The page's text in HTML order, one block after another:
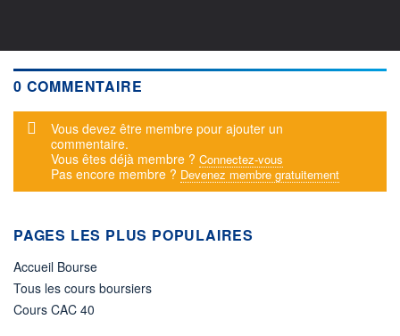
0 COMMENTAIRE
Message d'alerte
Vous devez être membre pour ajouter un
commentaire.
Vous êtes déjà membre ? Connectez-vous
Pas encore membre ? Devenez membre gratuitement
PAGES LES PLUS POPULAIRES
Accueil Bourse
Tous les cours boursiers
Cours CAC 40